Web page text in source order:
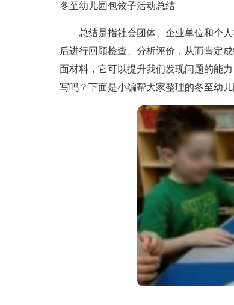
冬至幼儿园包饺子活动总结
总结是指社会团体、企业单位和个人
后进行回顾检查、分析评价，从而肯定
面材料，它可以提升我们发现问题的能
写吗？下面是小编帮大家整理的冬至幼